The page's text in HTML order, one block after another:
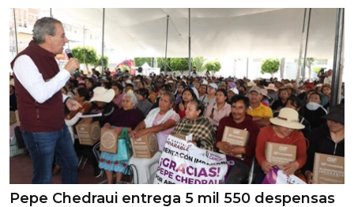
Pepe Chedraui entrega 5 mil 550 despensas